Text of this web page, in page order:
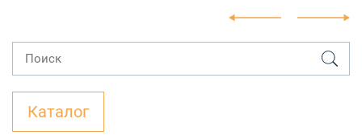
Каталог